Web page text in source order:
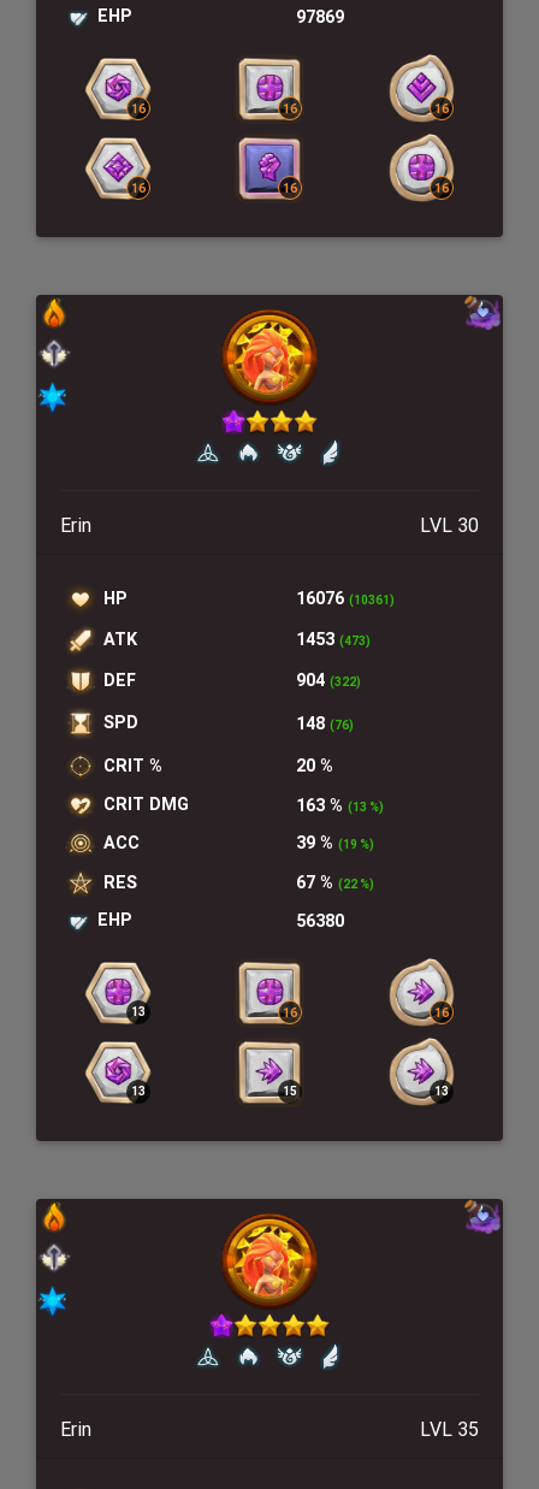
EHP 97869
Erin LVL 30
HP 16076 (10361)
ATK 1453 (473)
DEF 904 (322)
SPD 148 (76)
CRIT %
20 %
CRIT DMG
163 % (13 %)
ACC 39 % (19 %)
RES 67 % (22 %)
EHP 56380
Erin LVL 35